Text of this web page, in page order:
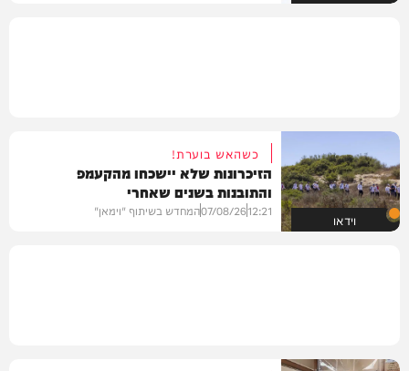
וידאו
כשהאש בוערת!
הזיכרונות שלא יישכחו מהקעמפ
והתובנות בשנים שאחרי
12:21
07/08/26המחדש בשיתוף "וימאן"